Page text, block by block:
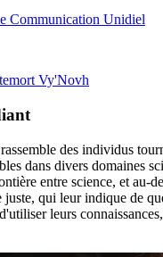
Communication Unidiel
Vy'Novh
des individus
dans divers domaines
entre science, et au-
juste, qui leur indique de
leurs